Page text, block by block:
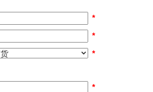
*
*
*
*